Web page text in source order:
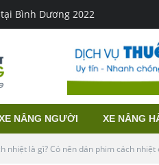
Bình Dương 2022
NÂNG NGƯỜI XE NÂNG
nhiệt là gì? Có nên dán phim cách nhiệt